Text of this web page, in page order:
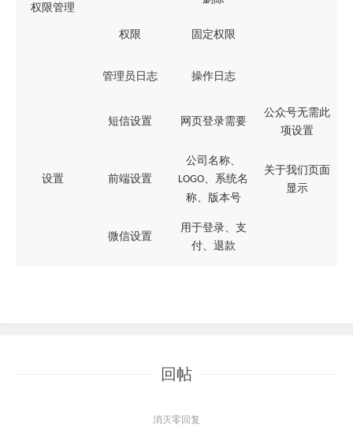
权限管理
权限 固定权限
管理员日志 操作日志
设置
短信设置 网页登录需要
公众号无需此
项设置
前端设置
公司名称、
LOGO、系统名
称、版本号
关于我们页面
显示
微信设置
用于登录、支
付、退款
回帖
消灭零回复